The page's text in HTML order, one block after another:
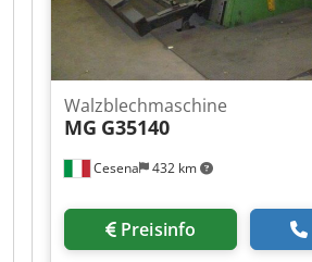
Cesena 432 km
Walzblechmaschine
MG G35140
Preisinfo